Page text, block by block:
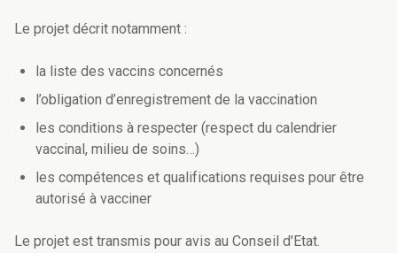
Le projet décrit notamment :
la liste des vaccins concernés
l’obligation d’enregistrement de la vaccination
les conditions à respecter (respect du calendrier
vaccinal, milieu de soins…)
les compétences et qualifications requises pour être
autorisé à vacciner
Le projet est transmis pour avis au Conseil d'Etat.